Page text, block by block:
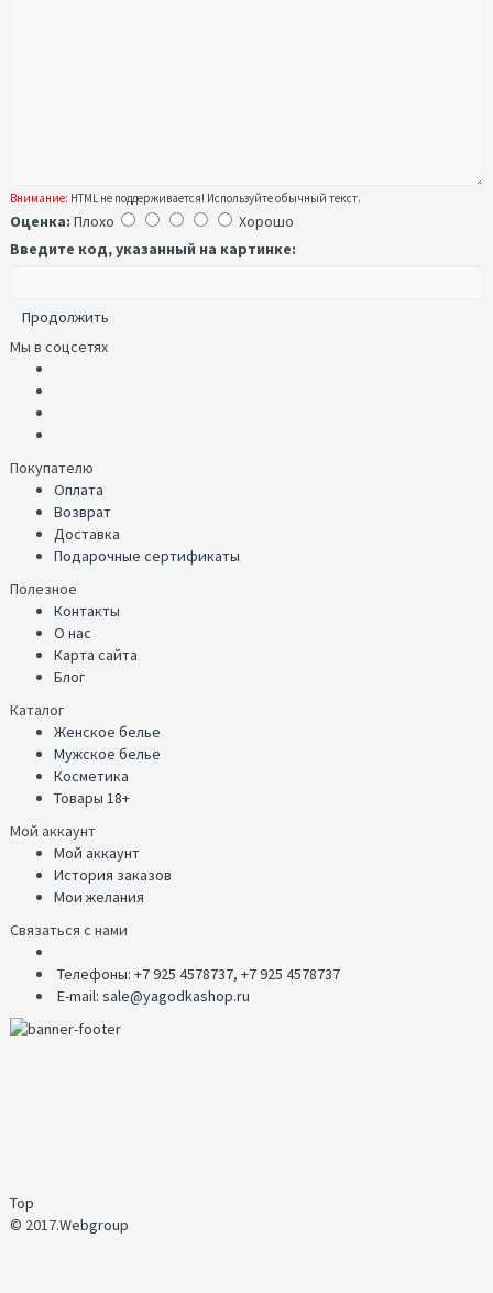
Внимание: HTML не поддерживается! Используйте обычный текст.
Оценка: Плохо
Хорошо
Введите код, указанный на картинке:
Продолжить
Мы в соцсетях
Покупателю
Оплата
Возврат
Доставка
Подарочные сертификаты
Полезное
Контакты
О нас
Карта сайта
Блог
Каталог
Женское белье
Мужское белье
Косметика
Товары 18+
Мой аккаунт
Мой аккаунт
История заказов
Мои желания
Связаться с нами
Телефоны: +7 925 4578737, +7 925 4578737
E-mail: sale@yagodkashop.ru
Top
© 2017.Webgroup